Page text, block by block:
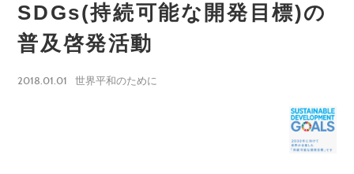
SDGs(持続可能な開発目標)の
普及啓発活動
2018.01.01 世界平和のために